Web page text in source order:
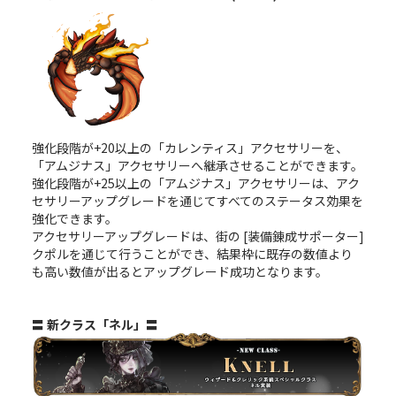
強化段階が+20以上の「カレンティス」アクセサリーを、
「アムジナス」アクセサリーへ継承させることができます。
強化段階が+25以上の「アムジナス」アクセサリーは、アク
セサリーアップグレードを通じてすべてのステータス効果を
強化できます。
アクセサリーアップグレードは、街の [装備錬成サポーター]
クポルを通じて行うことができ、結果枠に既存の数値より
も高い数値が出るとアップグレード成功となります。
〓 新クラス「ネル」〓